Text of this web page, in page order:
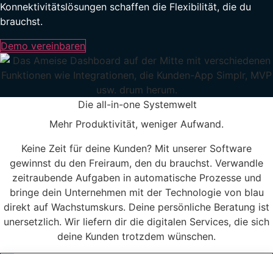
Konnektivitätslösungen schaffen die Flexibilität, die du
brauchst.
Demo vereinbaren
Die all-in-one Systemwelt
Mehr Produktivität, weniger Aufwand.
Keine Zeit für deine Kunden? Mit unserer Software
gewinnst du den Freiraum, den du brauchst. Verwandle
zeitraubende Aufgaben in automatische Prozesse und
bringe dein Unternehmen mit der Technologie von blau
direkt auf Wachstumskurs. Deine persönliche Beratung ist
unersetzlich. Wir liefern dir die digitalen Services, die sich
deine Kunden trotzdem wünschen.